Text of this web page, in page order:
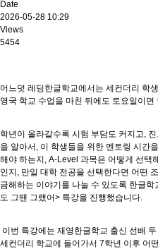
Date
2026-05-28 10:29
Views
5454
어느덧 레딩한글학교에서는 세컨더리 학
영국 학교 수업을 마친 뒤에도 토요일이
학년이 올라갈수록 시험 부담도 커지고,
을 알아서, 이 학생들을 위한 멘토링 시간
해야 하는지, A-Level 과목은 어떻게 선택
인지, 만일 대학 전공을 선택한다면 어떤
금해하는 이야기를 나눌 수 있도록 한글
도 그땐 그랬어> 특강을 진행했습니다.
이번 특강에는 재영한글학교 출신 선배
세컨더리 학교에 들어가서 7학년 이후 어